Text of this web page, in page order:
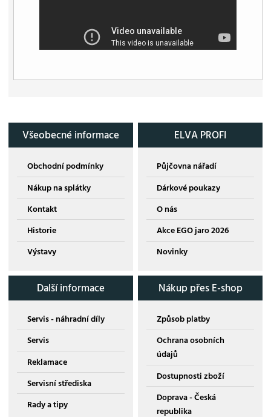
Všeobecné informace
Obchodní podmínky
Nákup na splátky
Kontakt
Historie
Výstavy
ELVA PROFI
Půjčovna nářadí
Dárkové poukazy
O nás
Akce EGO jaro 2026
Novinky
Další informace
Servis - náhradní díly
Servis
Reklamace
Servisní střediska
Rady a tipy
Nákup přes E-shop
Způsob platby
Ochrana osobních
údajů
Dostupnosti zboží
Doprava - Česká
republika